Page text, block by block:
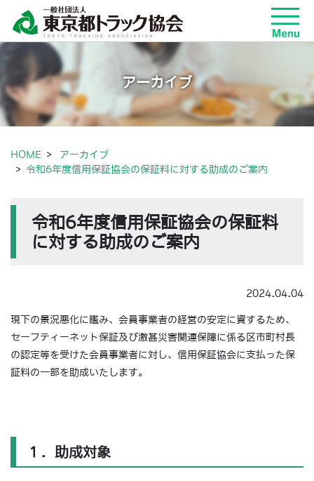
アーカイブ
HOME
アーカイブ
令和6年度信用保証協会の保証料に対する助成のご案内
令和6年度信用保証協会の保証料
に対する助成のご案内
2024.04.04
現下の景況悪化に鑑み、会員事業者の経営の安定に資するため、
セーフティーネット保証及び激甚災害関連保障に係る区市町村長
の認定等を受けた会員事業者に対し、信用保証協会に支払った保
証料の一部を助成いたします。
１．助成対象